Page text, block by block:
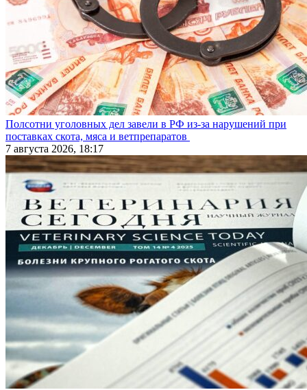
Полсотни уголовных дел завели в РФ из-за нарушений при
поставках скота, мяса и ветпрепаратов
7 августа 2026, 18:17